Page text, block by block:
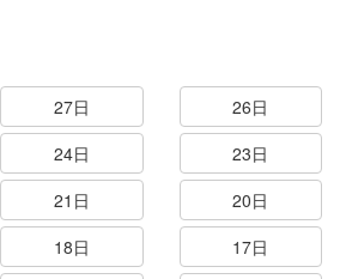
27日
26日
24日
23日
21日
20日
18日
17日